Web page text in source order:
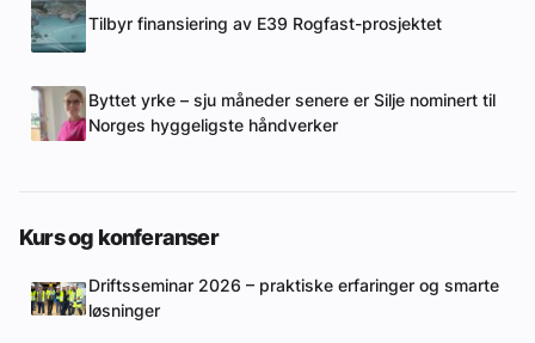
Tilbyr finansiering av E39 Rogfast-prosjektet
Byttet yrke – sju måneder senere er Silje nominert til
Norges hyggeligste håndverker
Kurs og konferanser
Driftsseminar 2026 – praktiske erfaringer og smarte
løsninger